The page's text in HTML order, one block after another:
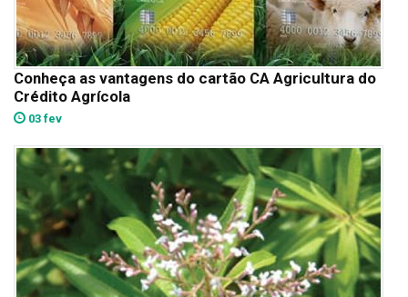
Conheça as vantagens do cartão CA Agricultura do
Crédito Agrícola
03 fev